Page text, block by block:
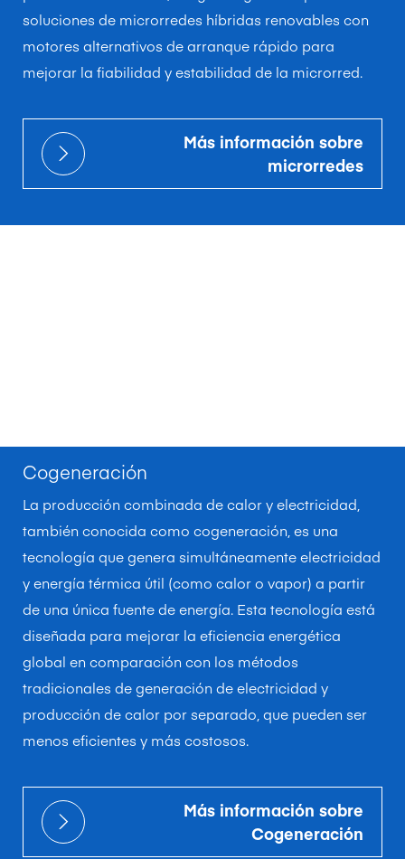
soluciones de microrredes híbridas renovables con
motores alternativos de arranque rápido para
mejorar la fiabilidad y estabilidad de la microrred.
Más información sobre
microrredes
Cogeneración
La producción combinada de calor y electricidad,
también conocida como cogeneración, es una
tecnología que genera simultáneamente electricidad
y energía térmica útil (como calor o vapor) a partir
de una única fuente de energía. Esta tecnología está
diseñada para mejorar la eficiencia energética
global en comparación con los métodos
tradicionales de generación de electricidad y
producción de calor por separado, que pueden ser
menos eficientes y más costosos.
Más información sobre
Cogeneración